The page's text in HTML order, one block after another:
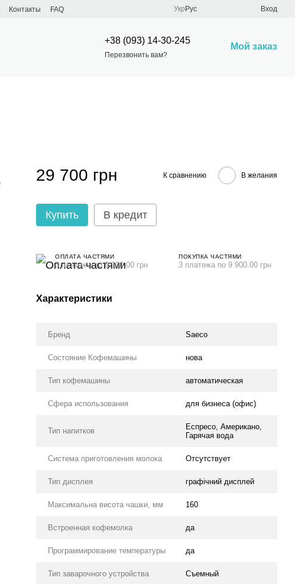
Контакты
FAQ
Укр Рус Вход
+38 (093) 14-30-245
Перезвонить вам?
Мой заказ
29 700 грн К сравнению В желания
Купить В кредит
ОПЛАТА ЧАСТЯМИ
3 платежа по 9 900.00 грн
ПОКУПКА ЧАСТЯМИ
3 платежа по 9 900.00 грн
Характеристики
Бренд Saeco
Состояние Кофемашины нова
Тип кофемашины автоматическая
Сфера использования для бизнеса (офис)
Тип напитков
Еспресо, Американо,
Гарячая вода
Система приготовления молока Отсутствует
Тип дисплея графічний дисплей
Максимальна висота чашки, мм 160
Встроенная кофемолка да
Программирование температуры да
Тип заварочного устройства Съемный